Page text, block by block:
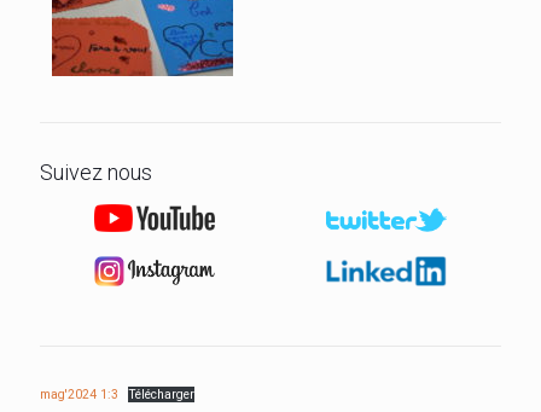
Suivez nous
mag'2024 1:3 Télécharger